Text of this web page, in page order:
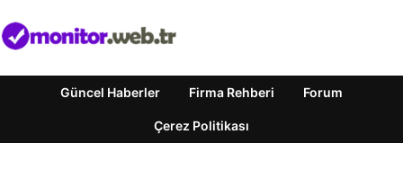
Güncel Haberler Firma Rehberi Forum
Çerez Politikası